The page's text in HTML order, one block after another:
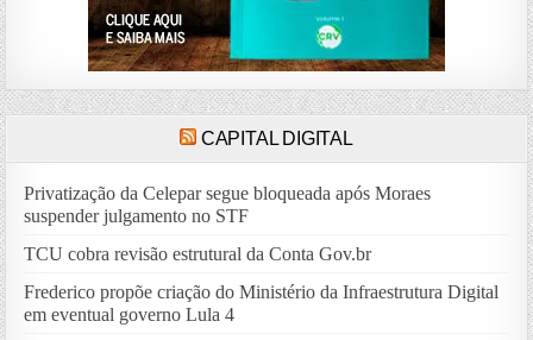
CAPITAL DIGITAL
Privatização da Celepar segue bloqueada após Moraes
suspender julgamento no STF
TCU cobra revisão estrutural da Conta Gov.br
Frederico propõe criação do Ministério da Infraestrutura Digital
em eventual governo Lula 4